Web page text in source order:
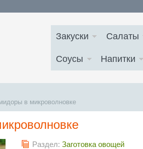
Закуски Салаты
Соусы Напитки
в микроволновке
Раздел: Заготовка овощей